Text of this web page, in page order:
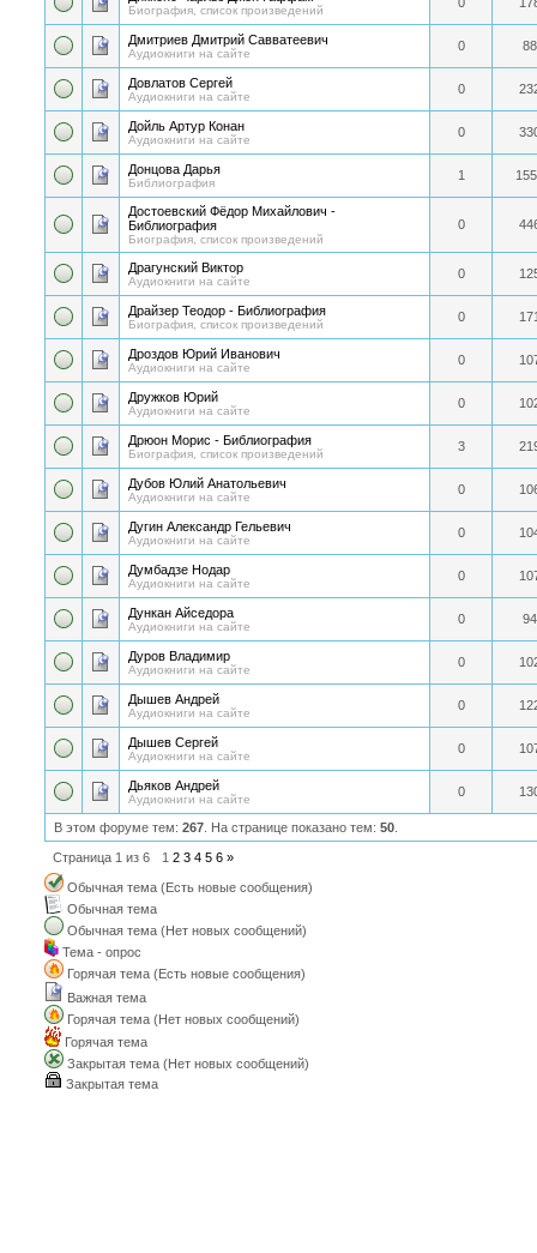
Биография, список произведений
Дмитриев Дмитрий Савватеевич
Аудиокниги на сайте
0
Довлатов Сергей
Аудиокниги на сайте
0
Дойль Артур Конан
Аудиокниги на сайте
0
Донцова Дарья
Библиография
1
Достоевский Фёдор Михайлович -
Библиография
Биография, список произведений
0
Драгунский Виктор
Аудиокниги на сайте
0
Драйзер Теодор - Библиография
Биография, список произведений
0
Дроздов Юрий Иванович
Аудиокниги на сайте
0
Дружков Юрий
Аудиокниги на сайте
0
Дрюон Морис - Библиография
Биография, список произведений
3
Дубов Юлий Анатольевич
Аудиокниги на сайте
0
Дугин Александр Гельевич
Аудиокниги на сайте
0
Думбадзе Нодар
Аудиокниги на сайте
0
Дункан Айседора
Аудиокниги на сайте
0
Дуров Владимир
Аудиокниги на сайте
0
Дышев Андрей
Аудиокниги на сайте
0
Дышев Сергей
Аудиокниги на сайте
0
Дьяков Андрей
Аудиокниги на сайте
0
В этом форуме тем: 267 . На странице показано тем: 50
Страница 1 из 6 1 2 3 4 5 6 »
Обычная тема (Есть новые сообщения)
Обычная тема
Обычная тема (Нет новых сообщений)
Тема - опрос
Горячая тема (Есть новые сообщения)
Важная тема
Горячая тема (Нет новых сообщений)
Горячая тема
Закрытая тема (Нет новых сообщений)
Закрытая тема